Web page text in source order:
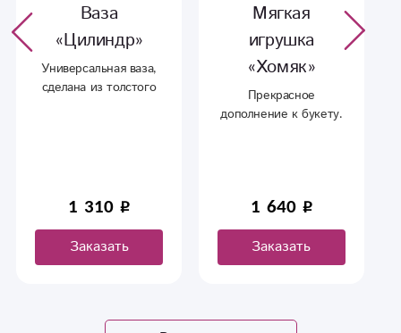
Ваза
«Цилиндр»
Универсальная ваза,
сделана из толстого
1 310
Заказать
Мягкая
игрушка
«Хомяк»
Прекрасное
дополнение к букету.
1 640
Заказать